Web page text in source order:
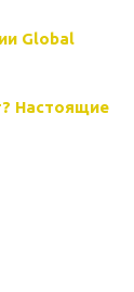
Global
Настоящие